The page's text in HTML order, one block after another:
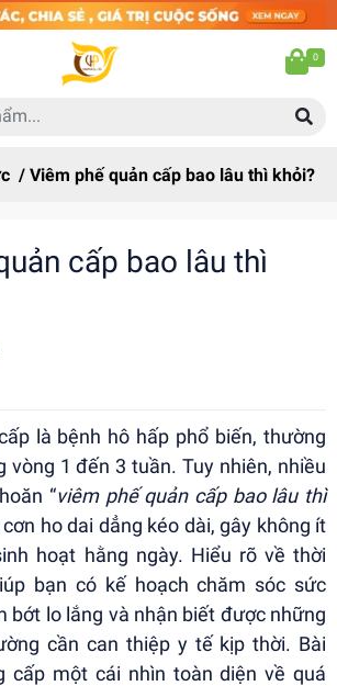
0
/ Viêm phế quản cấp bao lâu thì khỏi?
cấp bao lâu thì
là bệnh hô hấp phổ biến, thường
vòng 1 đến 3 tuần. Tuy nhiên, nhiều
“viêm phế quản cấp bao lâu thì
cơn ho dai dẳng kéo dài, gây không ít
hoạt hằng ngày. Hiểu rõ về thời
bạn có kế hoạch chăm sóc sức
bớt lo lắng và nhận biết được những
cần can thiệp y tế kịp thời. Bài
cấp một cái nhìn toàn diện về quá